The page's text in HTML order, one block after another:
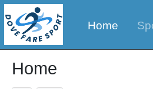
Home
Home